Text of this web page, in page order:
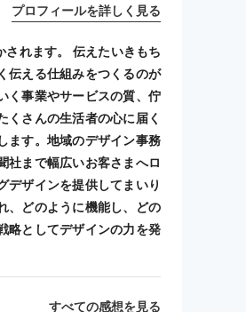
プロフィールを詳しく見る
れます。 伝えたいきもち
伝える仕組みをつくるのが
く事業やサービスの質、佇
くさんの生活者の心に届く
ます。地域のデザイン事務
社まで幅広いお客さまへロ
デザインを提供してまいり
、どのように機能し、どの
略としてデザインの力を発
すべての感想を見る